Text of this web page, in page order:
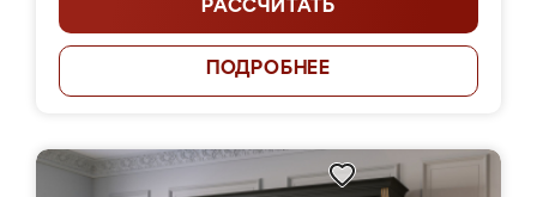
РАССЧИТАТЬ
ПОДРОБНЕЕ